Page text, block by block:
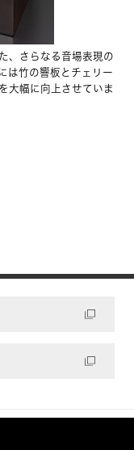
、さらなる音場表現の
は竹の響板とチェリー
大幅に向上させていま